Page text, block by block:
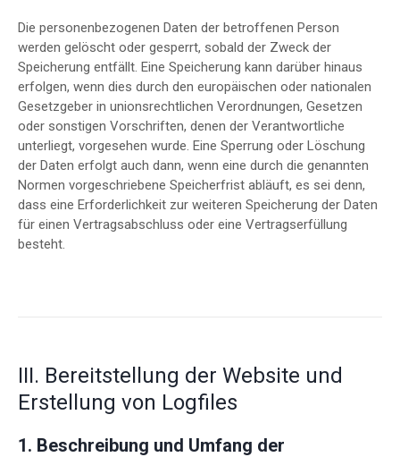
Die personenbezogenen Daten der betroffenen Person
werden gelöscht oder gesperrt, sobald der Zweck der
Speicherung entfällt. Eine Speicherung kann darüber hinaus
erfolgen, wenn dies durch den europäischen oder nationalen
Gesetzgeber in unionsrechtlichen Verordnungen, Gesetzen
oder sonstigen Vorschriften, denen der Verantwortliche
unterliegt, vorgesehen wurde. Eine Sperrung oder Löschung
der Daten erfolgt auch dann, wenn eine durch die genannten
Normen vorgeschriebene Speicherfrist abläuft, es sei denn,
dass eine Erforderlichkeit zur weiteren Speicherung der Daten
für einen Vertragsabschluss oder eine Vertragserfüllung
besteht.
III. Bereitstellung der Website und
Erstellung von Logfiles
1. Beschreibung und Umfang der